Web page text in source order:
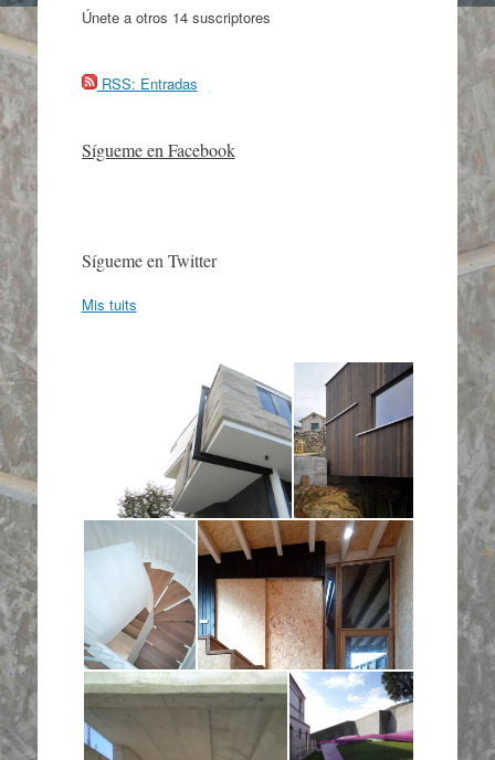
Únete a otros 14 suscriptores
RSS: Entradas
Sígueme en Facebook
Sígueme en Twitter
Mis tuits